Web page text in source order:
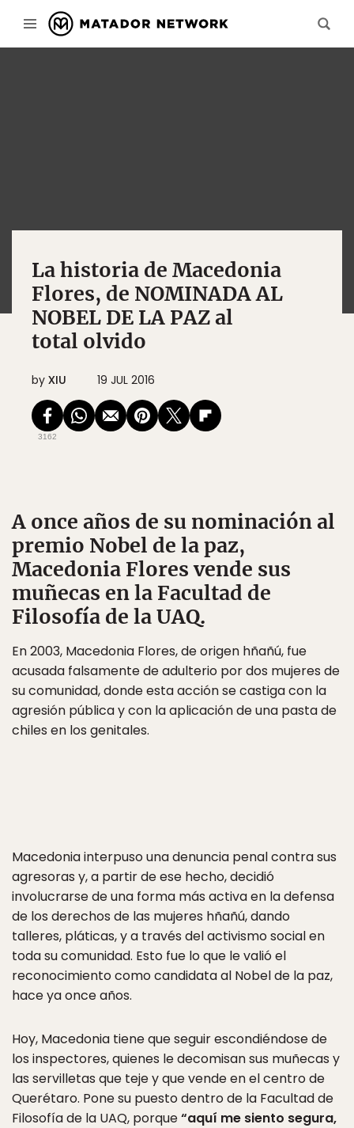
La historia de Macedonia
Flores, de NOMINADA AL
NOBEL DE LA PAZ al
total olvido
by XIU 19 JUL 2016
3162
A once años de su nominación al
premio Nobel de la paz,
Macedonia Flores vende sus
muñecas en la Facultad de
Filosofía de la UAQ.
En 2003, Macedonia Flores, de origen hñañú, fue
acusada falsamente de adulterio por dos mujeres de
su comunidad, donde esta acción se castiga con la
agresión pública y con la aplicación de una pasta de
chiles en los genitales.
Macedonia interpuso una denuncia penal contra sus
agresoras y, a partir de ese hecho, decidió
involucrarse de una forma más activa en la defensa
de los derechos de las mujeres hñañú, dando
talleres, pláticas, y a través del activismo social en
toda su comunidad. Esto fue lo que le valió el
reconocimiento como candidata al Nobel de la paz,
hace ya once años.
Hoy, Macedonia tiene que seguir escondiéndose de
los inspectores, quienes le decomisan sus muñecas y
las servilletas que teje y que vende en el centro de
Querétaro. Pone su puesto dentro de la Facultad de
Filosofía de la UAQ, porque“aquí me siento segura,